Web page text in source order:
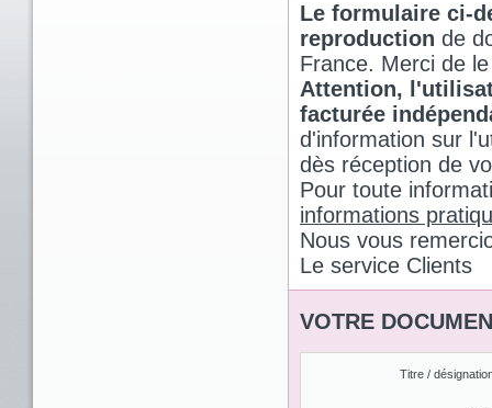
Le formulaire ci-
reproduction de
France. Merci de
Attention,
facturée
d'information sur
dès réception de
Pour toute
informations
Nous vous
Le service Clients
VOTRE
Titre /